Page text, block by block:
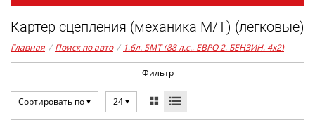
Картер сцепления (механика М/Т) (легковые)
Главная / Поиск по авто / 1,6л. 5MT (88 л.с., ЕВРО 2, БЕНЗИН, 4x2)
Фильтр
Сортировать по 24